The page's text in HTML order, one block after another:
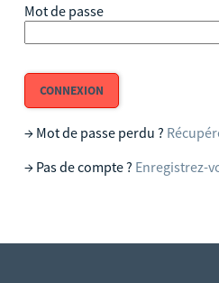
Mot de passe
CONNEXION
→ Mot de passe perdu ?
→ Pas de compte ? Enregistrez-